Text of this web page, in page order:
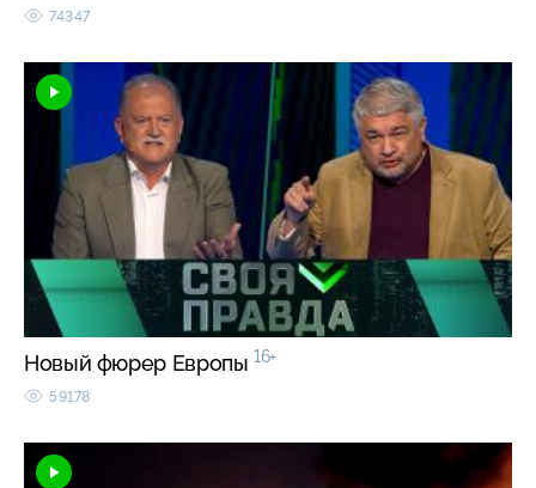
74347
Новый фюрер Европы 16+
59178